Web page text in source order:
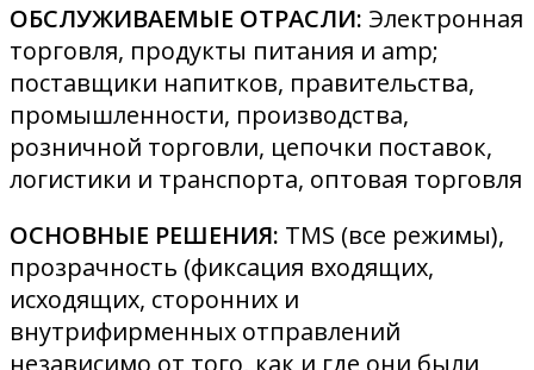
ОБСЛУЖИВАЕМЫЕ ОТРАСЛИ: Электронная
торговля, продукты питания и amp;
поставщики напитков, правительства,
промышленности, производства,
розничной торговли, цепочки поставок,
логистики и транспорта, оптовая торговля
ОСНОВНЫЕ РЕШЕНИЯ: TMS (все режимы),
прозрачность (фиксация входящих,
исходящих, сторонних и
внутрифирменных отправлений
независимо от того, как и где они были